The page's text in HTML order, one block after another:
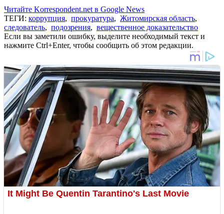
Читайте Korrespondent.net в Google News
ТЕГИ: коррупция, прокуратура, Житомирская область,
следователь, подозрения, вещественное доказательство
Если вы заметили ошибку, выделите необходимый текст и
нажмите Ctrl+Enter, чтобы сообщить об этом редакции.